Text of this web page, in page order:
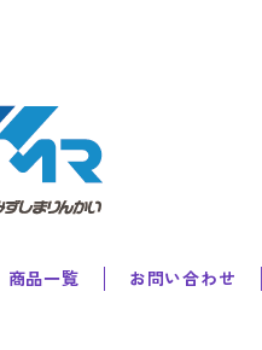
商品一覧 お問い合わせ